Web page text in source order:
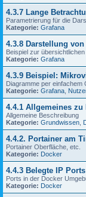
4.3.7 Lange
Parametrierung für die
Kategorie: Grafana
4.3.8 Darstellung
Beispiel zur
Kategorie: Grafana
4.3.9 Beispiel:
Diagramme per einfachem
Kategorie: Grafana
4.4.1 Allgemeines
Allgemeine Beschreibung
Kategorie: Grundwissen
4.4.2. Portainer am
Portainer Oberfläche, etc.
Kategorie: Docker
4.4.3 Belegte IP
Ports in der Docker
Kategorie: Docker